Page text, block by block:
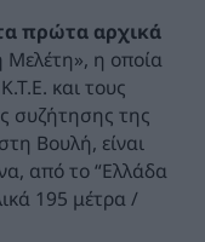
πρώτα αρχικά
Μελέτη», η οποία
και τους
συζήτησης της
Βουλή, είναι
από το “Ελλάδα
195 μέτρα /